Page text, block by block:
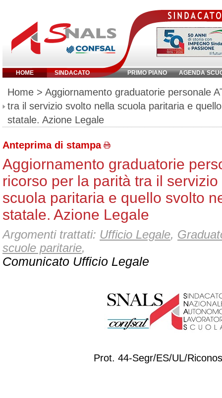
HOME SINDACATO PRIMO PIANO AGENDA
Inserisci parola chiave:
Home > Aggiornamento graduatorie personale
tra il servizio svolto nella scuola paritaria e
statale. Azione Legale
Anteprima di stampa
Aggiornamento graduatorie
ricorso per la parità tra il
scuola paritaria e quello svolto
statale. Azione Legale
Argomenti trattati: Ufficio Legale,
scuole paritarie,
Comunicato Ufficio Legale
Prot. 44-Segr/ES/UL/